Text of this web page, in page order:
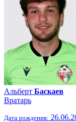
Альберт Баскаев
Вратарь
Дата рождения: